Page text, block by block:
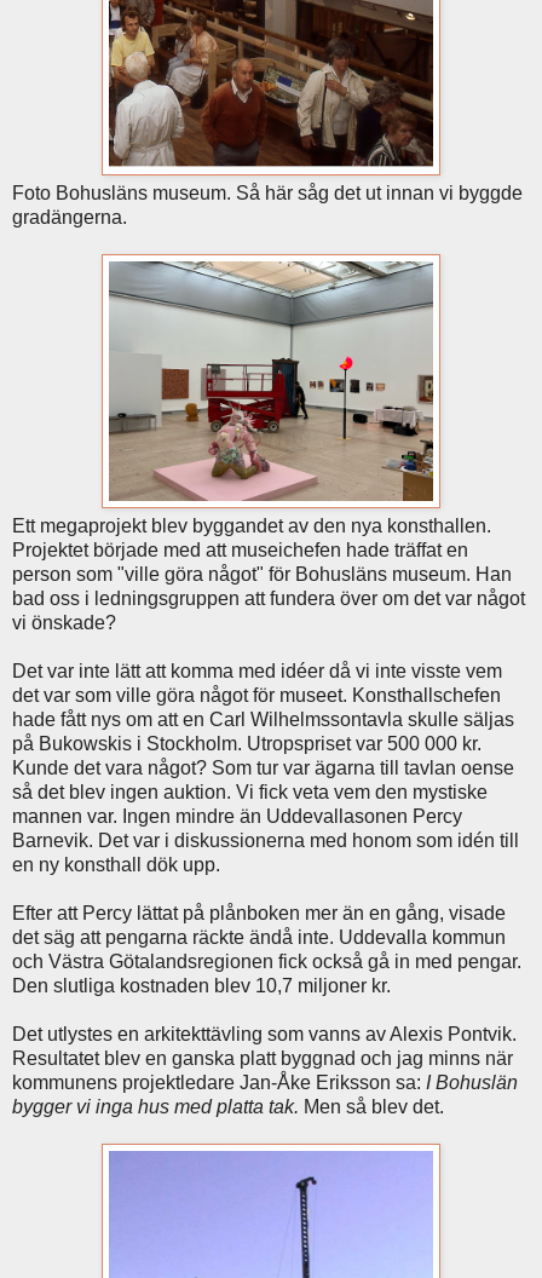
Foto Bohusläns museum. Så här såg det ut innan vi byggde
gradängerna.
Ett megaprojekt blev byggandet av den nya konsthallen.
Projektet började med att museichefen hade träffat en
person som "ville göra något" för Bohusläns museum. Han
bad oss i ledningsgruppen att fundera över om det var något
vi önskade?
Det var inte lätt att komma med idéer då vi inte visste vem
det var som ville göra något för museet. Konsthallschefen
hade fått nys om att en Carl Wilhelmssontavla skulle säljas
på Bukowskis i Stockholm. Utropspriset var 500 000 kr.
Kunde det vara något? Som tur var ägarna till tavlan oense
så det blev ingen auktion. Vi fick veta vem den mystiske
mannen var. Ingen mindre än Uddevallasonen Percy
Barnevik. Det var i diskussionerna med honom som idén till
en ny konsthall dök upp.
Efter att Percy lättat på plånboken mer än en gång, visade
det säg att pengarna räckte ändå inte. Uddevalla kommun
och Västra Götalandsregionen fick också gå in med pengar.
Den slutliga kostnaden blev 10,7 miljoner kr.
Det utlystes en arkitekttävling som vanns av Alexis Pontvik.
Resultatet blev en ganska platt byggnad och jag minns när
kommunens projektledare Jan-Åke Eriksson sa: I Bohuslän
bygger vi inga hus med platta tak. Men så blev det.